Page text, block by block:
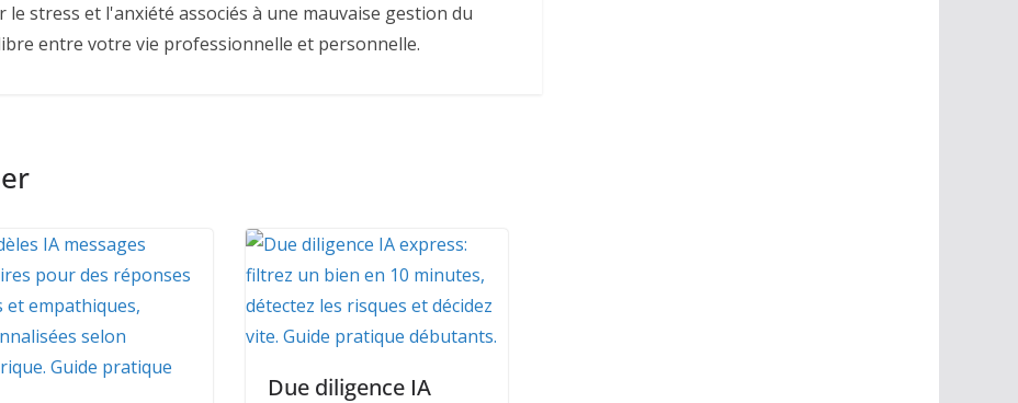
stress et l'anxiété associés à une mauvaise gestion du
entre votre vie professionnelle et personnelle.
Due diligence IA